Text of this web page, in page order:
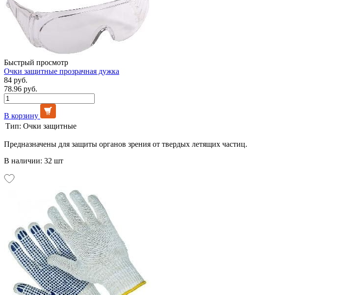
Быстрый просмотр
Очки защитные прозрачная дужка
84 руб.
78.96 руб.
В корзину
Тип: Очки защитные
Предназначены для защиты органов зрения от твердых летящих частиц.
В наличии: 32 шт